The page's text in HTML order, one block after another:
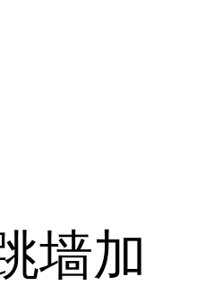
墙加